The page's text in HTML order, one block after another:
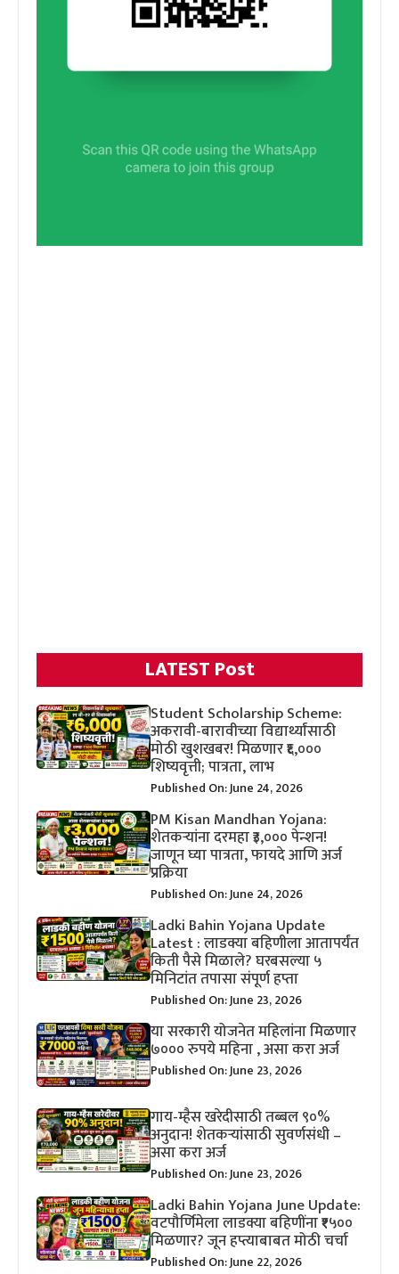
LATEST Post
Student Scholarship Scheme:
अकरावी-बारावीच्या विद्यार्थ्यांसाठी
मोठी खुशखबर! मिळणार ₹६,०००
शिष्यवृत्ती; पात्रता, लाभ
Published On: June 24, 2026
PM Kisan Mandhan Yojana:
शेतकऱ्यांना दरमहा ₹३,००० पेन्शन!
जाणून घ्या पात्रता, फायदे आणि अर्ज
प्रक्रिया
Published On: June 24, 2026
Ladki Bahin Yojana Update
Latest : लाडक्या बहिणीला आतापर्यंत
किती पैसे मिळाले? घरबसल्या ५
मिनिटांत तपासा संपूर्ण हप्ता
Published On: June 23, 2026
या सरकारी योजनेत महिलांना मिळणार
७००० रुपये महिना , असा करा अर्ज
Published On: June 23, 2026
गाय-म्हैस खरेदीसाठी तब्बल ९०%
अनुदान! शेतकऱ्यांसाठी सुवर्णसंधी –
असा करा अर्ज
Published On: June 23, 2026
Ladki Bahin Yojana June Update:
वटपौर्णिमेला लाडक्या बहिणींना ₹१५००
मिळणार? जून हप्त्याबाबत मोठी चर्चा
Published On: June 22, 2026